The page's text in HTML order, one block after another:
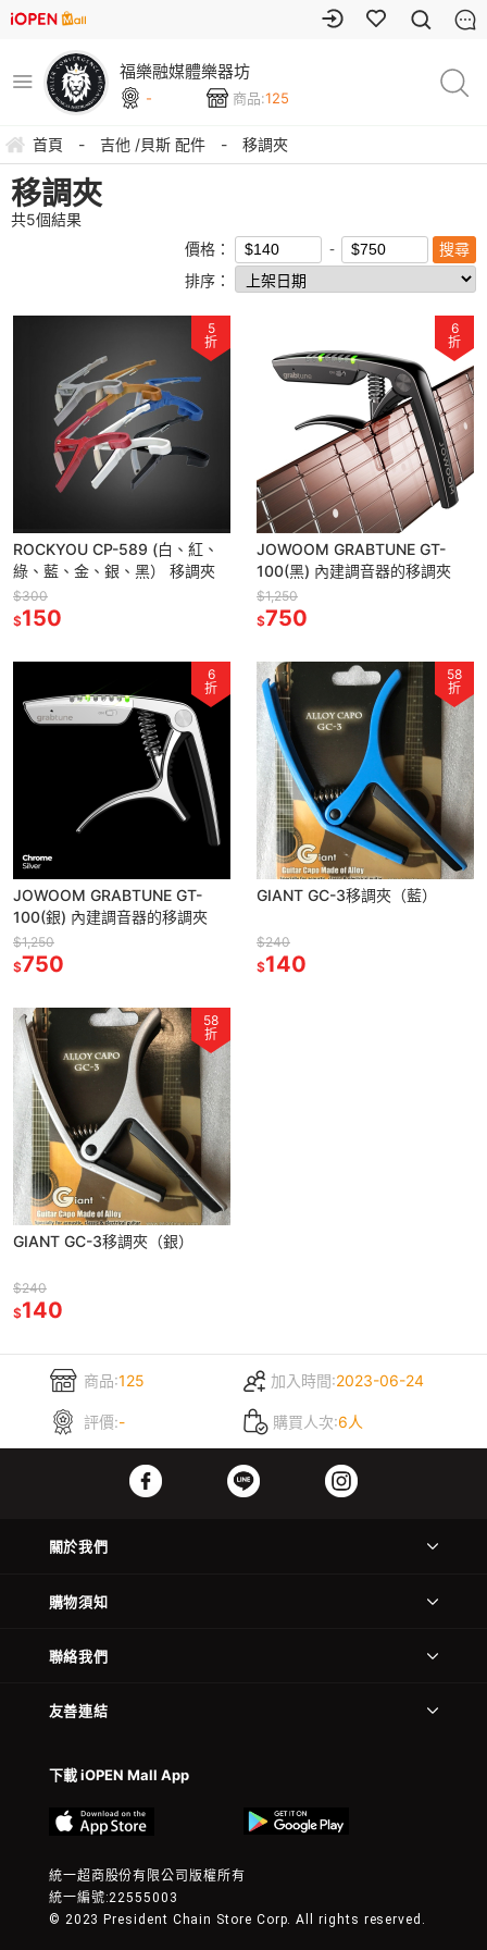
福樂融媒體樂器坊
- 商品:125
首頁 - 吉他 /貝斯 配件 - 移調夾
移調夾
共5個結果
價格：
排序：
5
折
ROCKYOU CP-589 (白、紅、
綠、藍、金、銀、黑） 移調夾
$300
$150
6
折
JOWOOM GRABTUNE GT-
100(黑) 內建調音器的移調夾
$1,250
$750
6
折
JOWOOM GRABTUNE GT-
100(銀) 內建調音器的移調夾
$1,250
$750
58
折
GIANT GC-3移調夾（藍）
$240
$140
58
折
GIANT GC-3移調夾（銀）
$240
$140
商品:125 加入時間:2023-06-24
評價:- 購買人次:6人
關於我們
購物須知
聯絡我們
友善連結
下載 iOPEN Mall App
統一超商股份有限公司版權所有
統一編號:22555003
© 2023 President Chain Store Corp. All rights reserved.